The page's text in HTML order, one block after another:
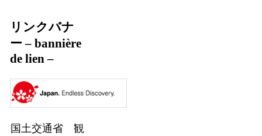
リンクバナ
ー – bannière
de lien –
国土交通省 観